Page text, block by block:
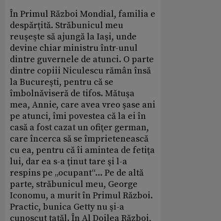
În Primul Război Mondial, familia e
despărţită. Străbunicul meu
reuşeşte să ajungă la Iaşi, unde
devine chiar ministru într-unul
dintre guvernele de atunci. O parte
dintre copiii Niculescu rămân însă
la Bucureşti, pentru că se
îmbolnăviseră de tifos. Mătuşa
mea, Annie, care avea vreo şase ani
pe atunci, îmi povestea că la ei în
casă a fost cazat un ofiţer german,
care încerca să se împrietenească
cu ea, pentru că îi amintea de fetiţa
lui, dar ea s-a ţinut tare şi l-a
respins pe „ocupant“... Pe de altă
parte, străbunicul meu, George
Iconomu, a murit în Primul Război.
Practic, bunica Getty nu şi-a
cunoscut tatăl. În Al Doilea Război,